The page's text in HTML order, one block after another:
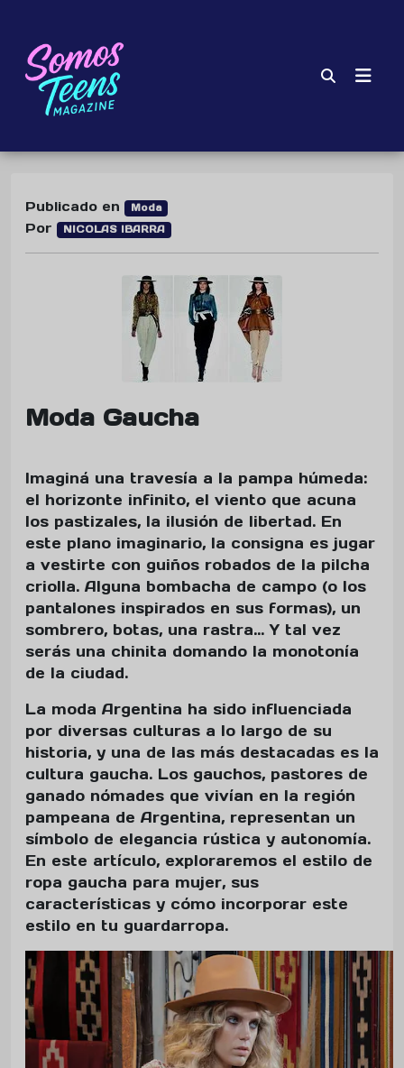
Publicado en Moda
Por NICOLAS IBARRA
Moda Gaucha
Imaginá una travesía a la pampa húmeda:
el horizonte infinito, el viento que acuna
los pastizales, la ilusión de libertad. En
este plano imaginario, la consigna es jugar
a vestirte con guiños robados de la pilcha
criolla. Alguna bombacha de campo (o los
pantalones inspirados en sus formas), un
sombrero, botas, una rastra… Y tal vez
serás una chinita domando la monotonía
de la ciudad.
La moda Argentina ha sido influenciada
por diversas culturas a lo largo de su
historia, y una de las más destacadas es la
cultura gaucha. Los gauchos, pastores de
ganado nómades que vivían en la región
pampeana de Argentina, representan un
símbolo de elegancia rústica y autonomía.
En este artículo, exploraremos el estilo de
ropa gaucha para mujer, sus
características y cómo incorporar este
estilo en tu guardarropa.